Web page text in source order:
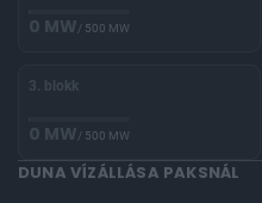
0 MW/ 500 MW
3. blokk
0 MW/ 500 MW
DUNA VÍZÁLLÁSA PAKSNÁL